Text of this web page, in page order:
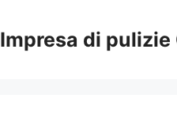
Impresa di pulizie